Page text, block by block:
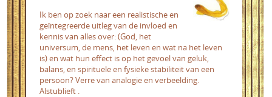
Ik ben op zoek naar een realistische en
geïntegreerde uitleg van de invloed en
kennis van alles over: (God, het
universum, de mens, het leven en wat na het leven
is) en wat hun effect is op het gevoel van geluk,
balans, en spirituele en fysieke stabiliteit van een
persoon? Verre van analogie en verbeelding.
Alstublieft .